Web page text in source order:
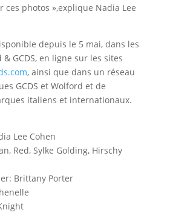
ces photos »,explique Nadia Lee
depuis le 5 mai, dans les
GCDS, en ligne sur les sites
, ainsi que dans un réseau
GCDS et Wolford et de
italiens et internationaux.
Lee Cohen
Red, Sylke Golding, Hirschy
Brittany Porter